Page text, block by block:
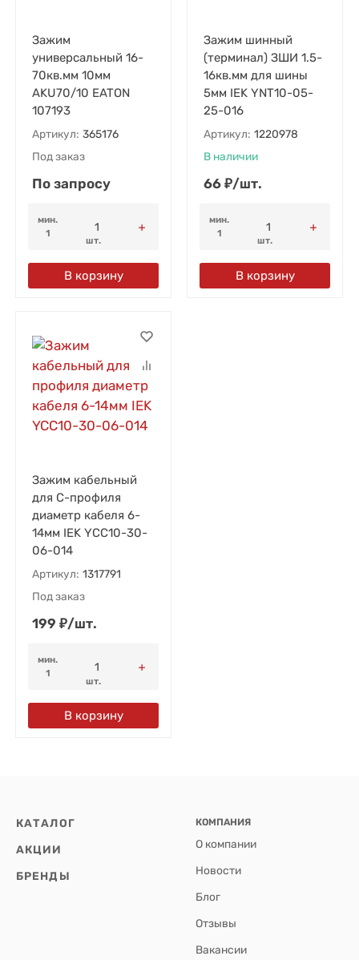
Зажим
универсальный 16-
70кв.мм 10мм
AKU70/10 EATON
107193
Артикул: 365176
Под заказ
По запросу
мин.
1
шт.
В корзину
Зажим шинный
(терминал) ЗШИ 1.5-
16кв.мм для шины
5мм IEK YNT10-05-
25-016
Артикул: 1220978
В наличии
66 ₽/шт.
мин.
1
шт.
В корзину
Зажим кабельный
для С-профиля
диаметр кабеля 6-
14мм IEK YCC10-30-
06-014
Артикул: 1317791
Под заказ
199 ₽/шт.
мин.
1
шт.
В корзину
КАТАЛОГ
АКЦИИ
БРЕНДЫ
КОМПАНИЯ
О компании
Новости
Блог
Отзывы
Вакансии